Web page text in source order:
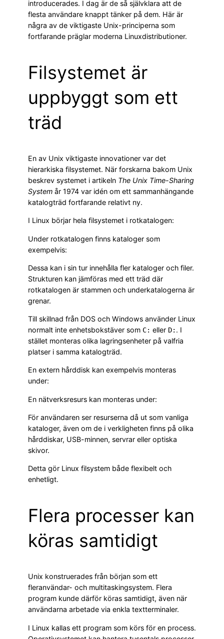
introducerades. I dag är de så självklara att de
flesta användare knappt tänker på dem. Här är
några av de viktigaste Unix-principerna som
fortfarande präglar moderna Linuxdistributioner.
Filsystemet är
uppbyggt som ett
träd
En av Unix viktigaste innovationer var det
hierarkiska filsystemet. När forskarna bakom Unix
beskrev systemet i artikeln The Unix Time-Sharing
System år 1974 var idén om ett sammanhängande
katalogträd fortfarande relativt ny.
I Linux börjar hela filsystemet i rotkatalogen:
Under rotkatalogen finns kataloger som
exempelvis:
Dessa kan i sin tur innehålla fler kataloger och filer.
Strukturen kan jämföras med ett träd där
rotkatalogen är stammen och underkatalogerna är
grenar.
Till skillnad från DOS och Windows använder Linux
normalt inte enhetsbokstäver som C: eller D: . I
stället monteras olika lagringsenheter på valfria
platser i samma katalogträd.
En extern hårddisk kan exempelvis monteras
under:
En nätverksresurs kan monteras under:
För användaren ser resurserna då ut som vanliga
kataloger, även om de i verkligheten finns på olika
hårddiskar, USB-minnen, servrar eller optiska
skivor.
Detta gör Linux filsystem både flexibelt och
enhetligt.
Flera processer kan
köras samtidigt
Unix konstruerades från början som ett
fleranvändar- och multitaskingsystem. Flera
program kunde därför köras samtidigt, även när
användarna arbetade via enkla textterminaler.
I Linux kallas ett program som körs för en process.